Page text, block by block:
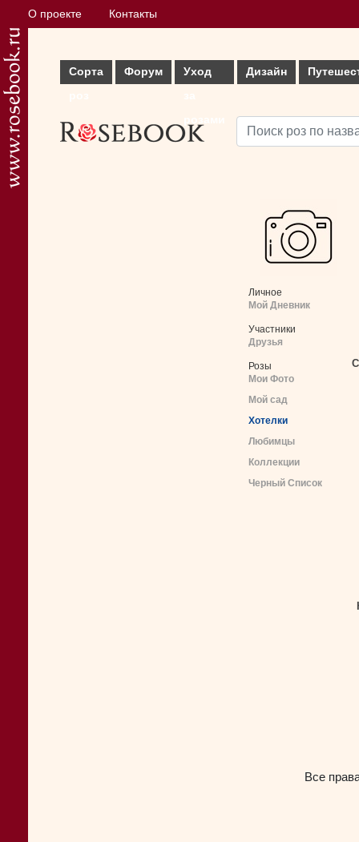
О проекте Контакты
Сорта
Форум
Уход
Дизайн
Личное
Мой Дневник
Участники
Друзья
Розы
Мои Фото
Мой сад
Хотелки
Любимцы
Коллекции
Черный Список
Все